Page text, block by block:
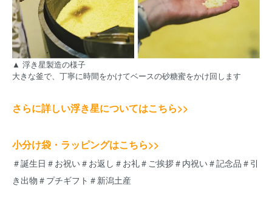
▲ 浮き星製造の様子
大きな釜で、丁寧に時間をかけてベースの砂糖蜜をかけ回します
さらに詳しい浮き星についてはこちら>>
小分け袋・ラッピングはこちら>>
＃誕生日＃お祝い＃お返し＃お礼＃ご挨拶＃内祝い＃記念品＃引
き出物＃プチギフト＃新潟土産